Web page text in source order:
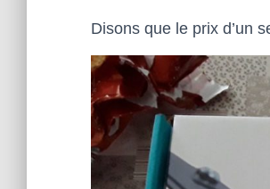
Disons que le prix d’un